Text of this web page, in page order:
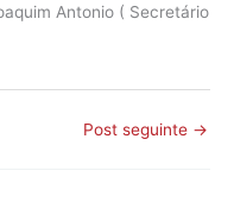
Antonio ( Secretário
Post seguinte →